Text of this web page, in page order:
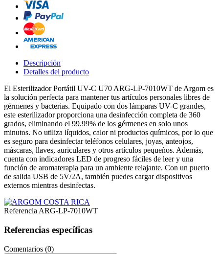
Descripción
Detalles del producto
El Esterilizador Portátil UV-C U70 ARG-LP-7010WT de Argom es
la solución perfecta para mantener tus artículos personales libres de
gérmenes y bacterias. Equipado con dos lámparas UV-C grandes,
este esterilizador proporciona una desinfección completa de 360
grados, eliminando el 99.99% de los gérmenes en solo unos
minutos. No utiliza líquidos, calor ni productos químicos, por lo que
es seguro para desinfectar teléfonos celulares, joyas, anteojos,
máscaras, llaves, auriculares y otros artículos pequeños. Además,
cuenta con indicadores LED de progreso fáciles de leer y una
función de aromaterapia para un ambiente relajante. Con un puerto
de salida USB de 5V/2A, también puedes cargar dispositivos
externos mientras desinfectas.
Referencia ARG-LP-7010WT
Referencias específicas
Comentarios (0)